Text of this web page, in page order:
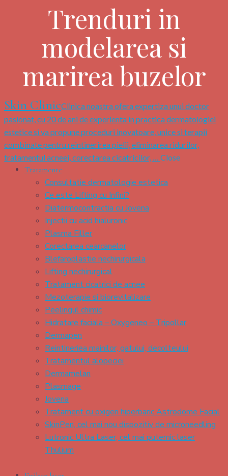
Trenduri in
modelarea si
marirea buzelor
Skin ClinicClinica noastra ofera expertiza unui doctor
pasionat, cu 20 de ani de experienta in practica dermatologiei
estetice si va propune proceduri inovatoare, unice si terapii
combinate pentru reintinerirea pielii, eliminarea ridurilor,
tratamentul acneei, corectarea cicatricilor, …
Close
Tratamente
Consultatie dermatologie estetica
Ce este Lifting cu Infini?
Diatermocontractia cu Jovena
Injectii cu acid hialuronic
Plasma Filler
Corectarea cearcanelor
Blefaroplastie nechirurgicala
Lifting nechirurgical
Tratament cicatrici de acnee
Mezoterapie si biorevitalizare
Peelingul chimic
Hidratare faciala – Oxygeneo – Tripollar
Dermapen
Reintineriea mainilor, gatului, decolteului
Tratamentul alopeciei
Dermamelan
Plasmage
Jovena
Tratament cu oxigen hiperbaric Astrodome Facial
SkinPen, cel mai nou dispozitiv de microneedling
Lutronic Ultra Laser, cel mai puternic laser
Thulium